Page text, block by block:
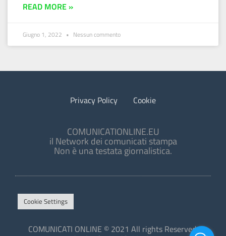
READ MORE »
Giugno 1, 2022 Nessun commento
Privacy Policy Cookie
COMUNICATIONLINE.EU
il Network dei comunicati stampa
Non è una testata giornalistica.
Cookie Settings
COMUNICATI ONLINE © 2021 All rights Reserved.